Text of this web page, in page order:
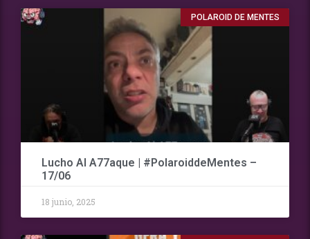
POLAROID DE MENTES
Lucho Al A77aque | #PolaroiddeMentes –
17/06
18 junio, 2025